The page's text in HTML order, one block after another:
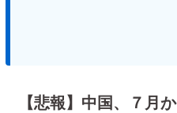
【悲報】中国、７月